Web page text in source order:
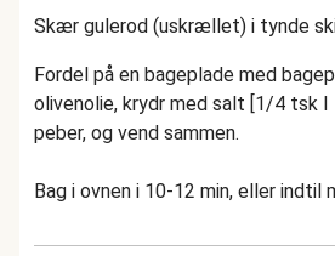
Skær gulerod (uskrællet) i tynde
Fordel på en bageplade med
olivenolie, krydr med salt [1/4 tsk
peber, og vend sammen.
Bag i ovnen i 10-12 min, eller indtil